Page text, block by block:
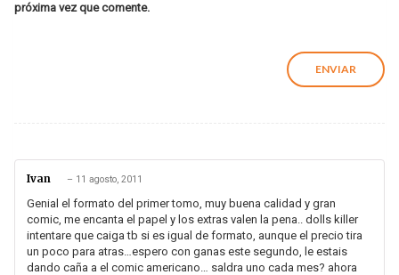
próxima vez que comente.
Ivan – 11 agosto, 2011
Genial el formato del primer tomo, muy buena calidad y gran
comic, me encanta el papel y los extras valen la pena.. dolls killer
intentare que caiga tb si es igual de formato, aunque el precio tira
un poco para atras…espero con ganas este segundo, le estais
dando caña a el comic americano… saldra uno cada mes? ahora